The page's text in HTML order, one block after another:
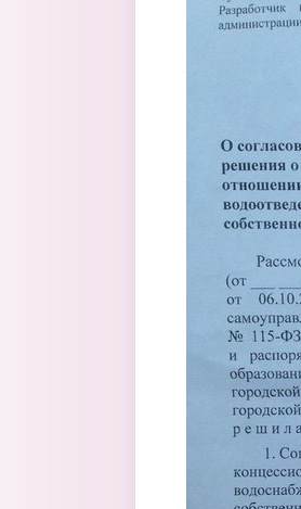
Перейти к основному содержанию